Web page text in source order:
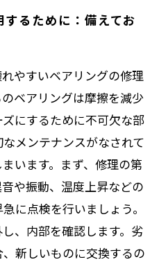
るために：備えてお
やすいベアリングの修理
ベアリングは摩擦を減少
にするために不可欠な部
メンテナンスがなされて
います。まず、修理の第
や振動、温度上昇などの
に点検を行いましょう。
、内部を確認します。劣
新しいものに交換するの